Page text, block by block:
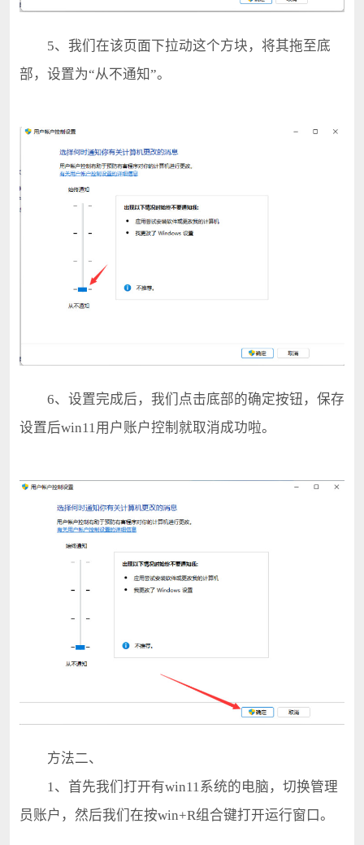
5、我们在该页面下拉动这个方块，将其拖至底
部，设置为“从不通知”。
6、设置完成后，我们点击底部的确定按钮，保存
设置后win11用户账户控制就取消成功啦。
方法二、
1、首先我们打开有win11系统的电脑，切换管理
员账户，然后我们在按win+R组合键打开运行窗口。